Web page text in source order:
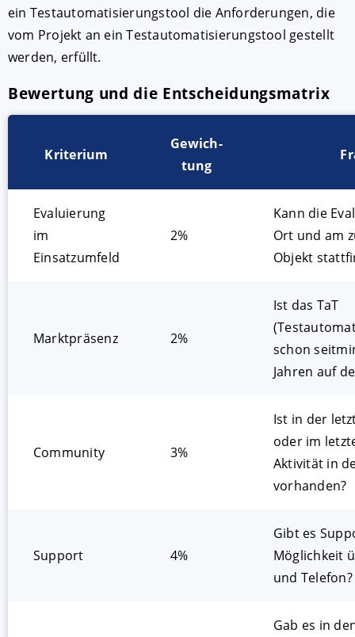
ein Testautomatisierungstool die Anforderungen, die
vom Projekt an ein Testautomatisierungstool gestellt
werden, erfüllt.
Bewertung und die Entscheidungsmatrix
Kriterium
Gewich-
tung
Evaluierung
im
Einsatzumfeld
2%
Kann die
Ort und am
Objekt
Marktpräsenz 2%
Ist das TaT
schon
Jahren auf
Community 3%
Ist in der
oder im
Aktivität in
vorhanden?
Support 4%
Gibt es
Möglichkeit
und Telefon?
Gab es in
| Datenschutz